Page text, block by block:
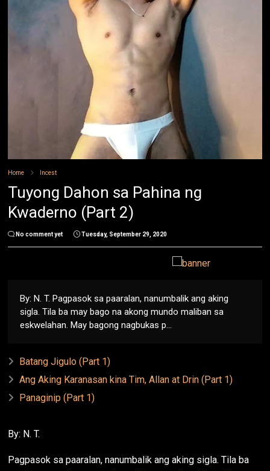
Home Incest
Tuyong Dahon sa Pahina ng
Kwaderno (Part 2)
No comment yet Tuesday, September 29, 2020
By: N. T. Pagpasok sa paaralan, nanumbalik ang aking
sigla. Tila ba may bago na akong mundo maliban sa
eskwelahan. May bagong nagbukas p...
Batang Jigulo (Part 1)
Ang Aking Karanasan kina Tim, Allan at Drin (Part 1)
Panaginip (Part 1)
By: N. T.
Pagpasok sa paaralan, nanumbalik ang aking sigla. Tila ba